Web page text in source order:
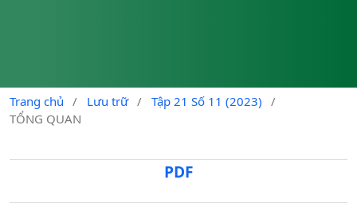
Trang chủ / Lưu trữ / Tập 21 Số 11 (2023)
/
TỔNG QUAN
PDF